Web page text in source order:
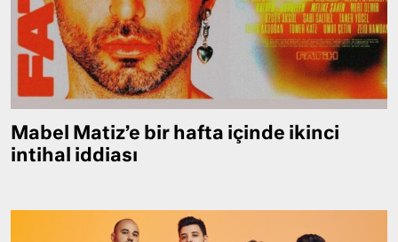
Mabel Matiz’e bir hafta içinde ikinci
intihal iddiası